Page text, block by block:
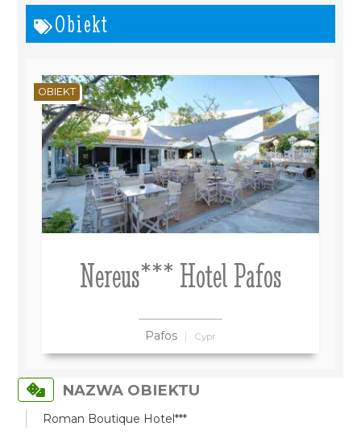
Obiekt
Nereus*** Hotel Pafos
Pafos Cypr
OBIEKT
NAZWA OBIEKTU
Roman Boutique Hotel***